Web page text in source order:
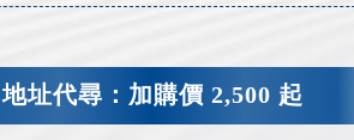
地址代尋：加購價 2,500 起